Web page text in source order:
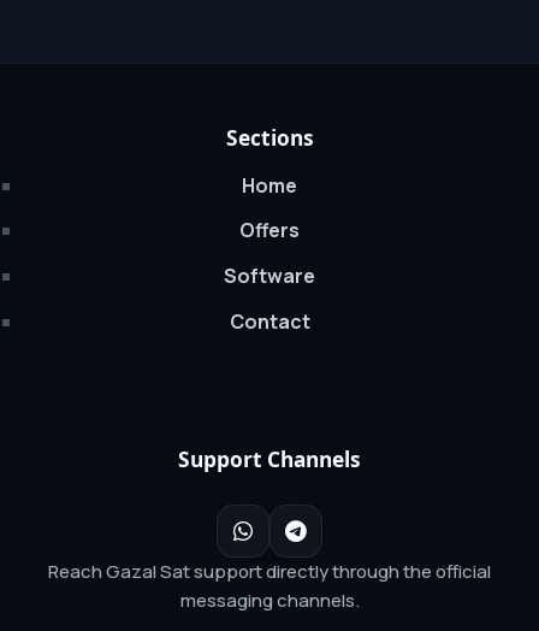
Sections
Home
Offers
Software
Contact
Support Channels
Reach Gazal Sat support directly through the official
messaging channels.